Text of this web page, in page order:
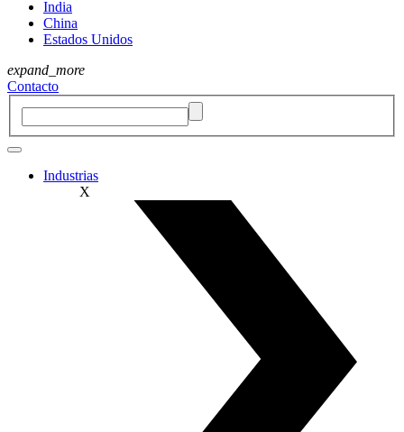
India
China
Estados Unidos
expand_more
Contacto
Industrias
X